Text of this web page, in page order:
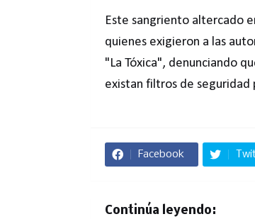
Este sangriento altercado
quienes exigieron a las
"La Tóxica", denunciando
existan filtros de seguridad
Facebook
Continúa leyendo: